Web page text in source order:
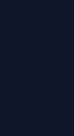
Paraíba, Serra